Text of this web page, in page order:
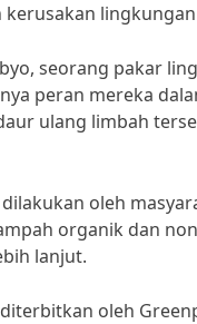
seorang pakar
peran mereka
ulang limbah
oleh
organik dan
lanjut.
oleh